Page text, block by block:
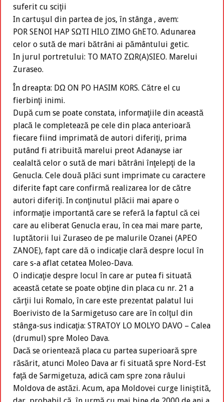
suferit cu sciţii
In cartuşul din partea de jos, în stânga , avem:
POR SENOI HAP SΩTI HILO ZIMO GhETO. Adunarea
celor o sută de mari bătrâni ai pământului getic.
In jurul portretului: TO MATO ZΩR(A)SIEO. Marelui
Zuraseo.
În dreapta: DΩ ON PO HASIM KORS. Către el cu
fierbinţi inimi.
După cum se poate constata, informaţiile din această
placă le completează pe cele din placa anterioară
fiecare fiind imprimată de autori diferiţi, prima
putând fi atribuită marelui preot Adanayse iar
cealaltă celor o sută de mari bătrâni înţelepţi de la
Genucla. Cele două plăci sunt imprimate cu caractere
diferite fapt care confirmă realizarea lor de către
autori diferiţi. In conţinutul plăcii mai apare o
informaţie importantă care se referă la faptul că cei
care au eliberat Genucla erau, în cea mai mare parte,
luptătorii lui Zuraseo de pe malurile Ozanei (APEO
ZANOE), fapt care dă o indicaţie clară despre locul în
care s-a aflat cetatea Moleo-Dava.
O indicaţie despre locul în care ar putea fi situată
această cetate se poate obţine din placa cu nr. 21 a
cărţii lui Romalo, în care este prezentat palatul lui
Boerivisto de la Sarmigetuso care are în colţul din
stânga-sus indicaţia: STRATOY LO MOLYO DAVO – Calea
(drumul) spre Moleo Dava.
Dacă se orientează placa cu partea superioară spre
răsărit, atunci Moleo Dava ar fi situată spre Nord-Est
faţă de Sarmigetuza, adică cam spre zona râului
Moldova de astăzi. Acum, apa Moldovei curge liniştită,